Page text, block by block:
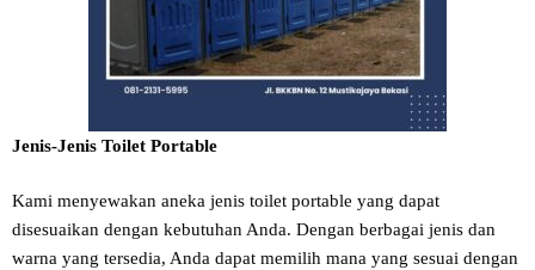
Jenis-Jenis Toilet Portable
Kami menyewakan aneka jenis toilet portable yang dapat
disesuaikan dengan kebutuhan Anda. Dengan berbagai jenis dan
warna yang tersedia, Anda dapat memilih mana yang sesuai dengan